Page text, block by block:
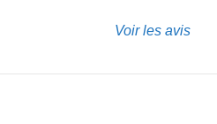
Voir les avis